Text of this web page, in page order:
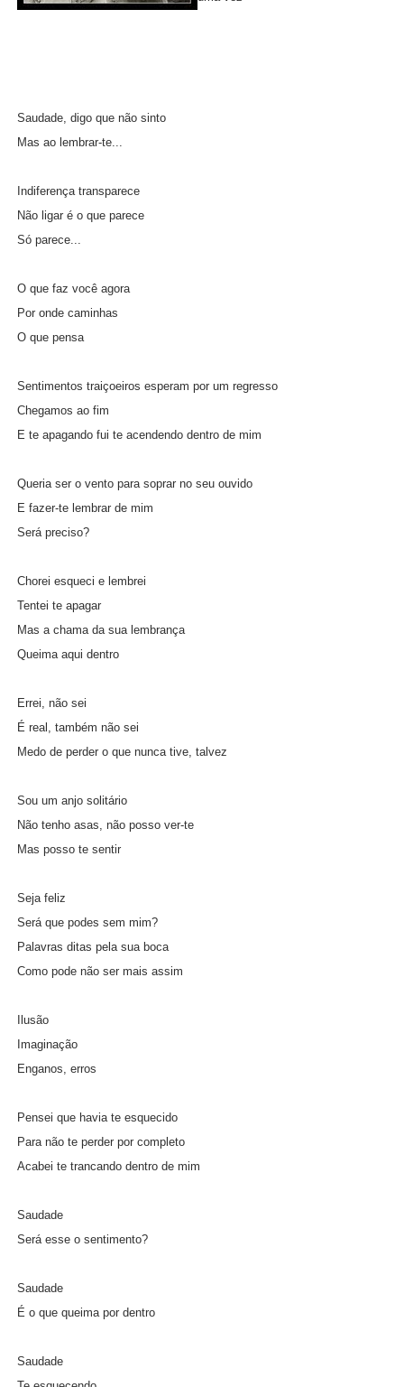
Saudade, digo que não sinto
Mas ao lembrar-te...
Indiferença transparece
Não ligar é o que parece
Só parece...
O que faz você agora
Por onde caminhas
O que pensa
Sentimentos traiçoeiros esperam por um regresso
Chegamos ao fim
E te apagando fui te acendendo dentro de mim
Queria ser o vento para soprar no seu ouvido
E fazer-te lembrar de mim
Será preciso?
Chorei esqueci e lembrei
Tentei te apagar
Mas a chama da sua lembrança
Queima aqui dentro
Errei, não sei
É real, também não sei
Medo de perder o que nunca tive, talvez
Sou um anjo solitário
Não tenho asas, não posso ver-te
Mas posso te sentir
Seja feliz
Será que podes sem mim?
Palavras ditas pela sua boca
Como pode não ser mais assim
Ilusão
Imaginação
Enganos, erros
Pensei que havia te esquecido
Para não te perder por completo
Acabei te trancando dentro de mim
Saudade
Será esse o sentimento?
Saudade
É o que queima por dentro
Saudade